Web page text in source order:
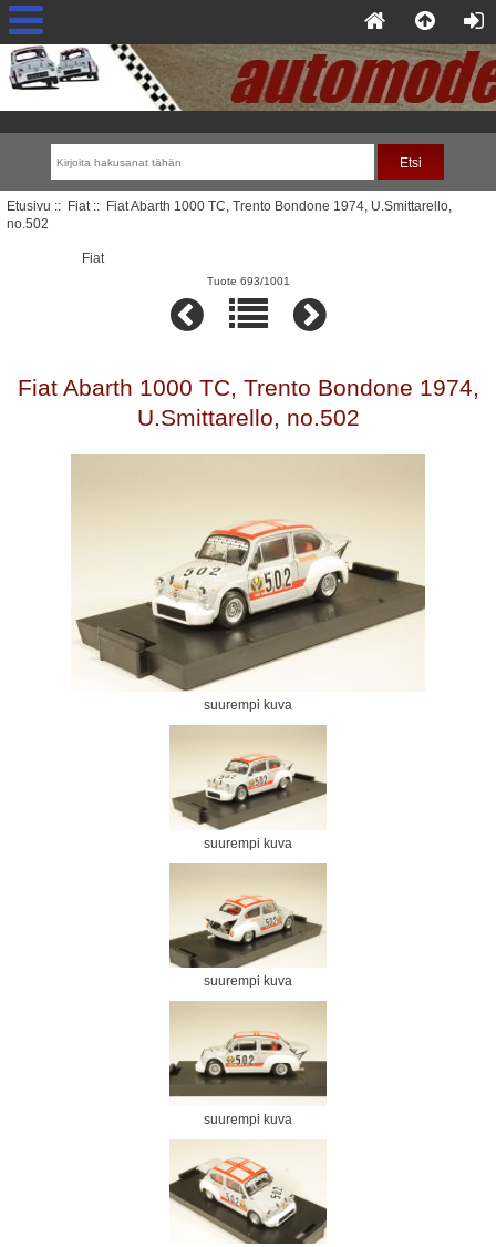
Etusivu :: Fiat:: Fiat Abarth 1000 TC, Trento Bondone 1974, U.Smittarello,
no.502
Fiat
Tuote 693/1001
Fiat Abarth 1000 TC, Trento Bondone 1974,
U.Smittarello, no.502
suurempi kuva
suurempi kuva
suurempi kuva
suurempi kuva